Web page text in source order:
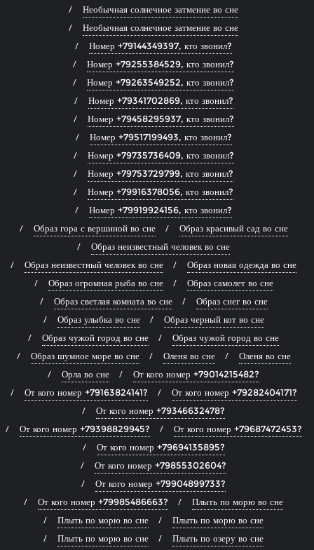
Необычная солнечное затмение во сне
Необычная солнечное затмение во сне
Номер +79144349397, кто звонил?
Номер +79255384529, кто звонил?
Номер +79263549252, кто звонил?
Номер +79341702869, кто звонил?
Номер +79458295937, кто звонил?
Номер +79517199493, кто звонил?
Номер +79735736409, кто звонил?
Номер +79753729799, кто звонил?
Номер +79916378056, кто звонил?
Номер +79919924156, кто звонил?
Образ гора с вершиной во сне
Образ красивый сад во сне
Образ неизвестный человек во сне
Образ неизвестный человек во сне
Образ новая одежда во сне
Образ огромная рыба во сне
Образ самолет во сне
Образ светлая комната во сне
Образ снег во сне
Образ улыбка во сне
Образ черный кот во сне
Образ чужой город во сне
Образ чужой город во сне
Образ шумное море во сне
Оленя во сне
Оленя во сне
Орла во сне
От кого номер +79014215482?
От кого номер +79163824141?
От кого номер +79282404171?
От кого номер +79346632478?
От кого номер +79398829945?
От кого номер +79687472453?
От кого номер +79694135895?
От кого номер +79855302604?
От кого номер +79904899733?
От кого номер +79985486663?
Плыть по морю во сне
Плыть по морю во сне
Плыть по морю во сне
Плыть по морю во сне
Плыть по озеру во сне